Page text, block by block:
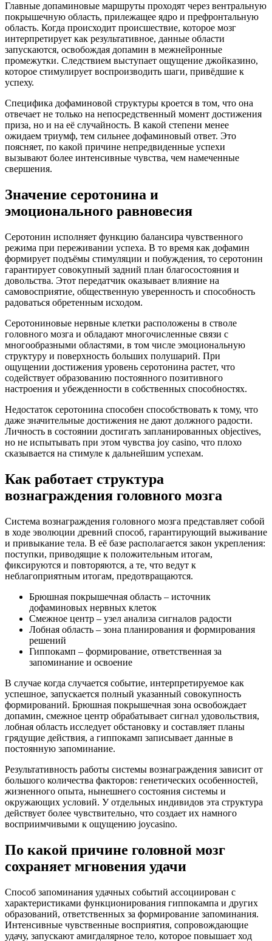
Главные допаминовые маршруты проходят через вентральную
покрышечную область, прилежащее ядро и префронтальную
область. Когда происходит происшествие, которое мозг
интерпретирует как результативное, данные области
запускаются, освобождая допамин в межнейронные
промежутки. Следствием выступает ощущение джойказино,
которое стимулирует воспроизводить шаги, привёдшие к
успеху.
Специфика дофаминовой структуры кроется в том, что она
отвечает не только на непосредственный момент достижения
приза, но и на её случайность. В какой степени менее
ожидаем триумф, тем сильнее дофаминовый ответ. Это
поясняет, по какой причине непредвиденные успехи
вызывают более интенсивные чувства, чем намеченные
свершения.
Значение серотонина и
эмоционального равновесия
Серотонин исполняет функцию балансира чувственного
режима при переживании успеха. В то время как дофамин
формирует подъёмы стимуляции и побуждения, то серотонин
гарантирует совокупный задний план благосостояния и
довольства. Этот передатчик оказывает влияние на
самовосприятие, общественную уверенность и способность
радоваться обретенным исходом.
Серотониновые нервные клетки расположены в стволе
головного мозга и обладают многочисленные связи с
многообразными областями, в том числе эмоциональную
структуру и поверхность больших полушарий. При
ощущении достижения уровень серотонина растет, что
содействует образованию постоянного позитивного
настроения и убежденности в собственных способностях.
Недостаток серотонина способен способствовать к тому, что
даже значительные достижения не дают должного радости.
Личность в состоянии достигать запланированных objectives,
но не испытывать при этом чувства joy casino, что плохо
сказывается на стимуле к дальнейшим успехам.
Как работает структура
вознаграждения головного мозга
Система вознаграждения головного мозга представляет собой
в ходе эволюции древний способ, гарантирующий выживание
и привыкание тела. В её базе располагается закон укрепления:
поступки, приводящие к положительным итогам,
фиксируются и повторяются, а те, что ведут к
неблагоприятным итогам, предотвращаются.
Брюшная покрышечная область – источник
дофаминовых нервных клеток
Смежное центр – узел анализа сигналов радости
Лобная область – зона планирования и формирования
решений
Гиппокамп – формирование, ответственная за
запоминание и освоение
В случае когда случается событие, интерпретируемое как
успешное, запускается полный указанный совокупность
формирований. Брюшная покрышечная зона освобождает
допамин, смежное центр обрабатывает сигнал удовольствия,
лобная область исследует обстановку и составляет планы
грядущие действия, а гиппокамп записывает данные в
постоянную запоминание.
Результативность работы системы вознаграждения зависит от
большого количества факторов: генетических особенностей,
жизненного опыта, нынешнего состояния системы и
окружающих условий. У отдельных индивидов эта структура
действует более чувствительно, что создает их намного
восприимчивыми к ощущению joycasino.
По какой причине головной мозг
сохраняет мгновения удачи
Способ запоминания удачных событий ассоциирован с
характеристиками функционирования гиппокампа и других
образований, ответственных за формирование запоминания.
Интенсивные чувственные восприятия, сопровождающие
удачу, запускают амигдалярное тело, которое повышает ход